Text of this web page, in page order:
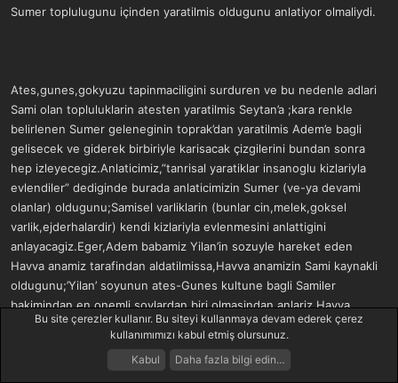
Sumer toplulugunu içinden yaratilmis oldugunu anlatiyor olmaliydi.
Ates,gunes,gokyuzu tapinmaciligini surduren ve bu nedenle adlari
Sami olan topluluklarin atesten yaratilmis Seytan’a ;kara renkle
belirlenen Sumer geleneginin toprak’dan yaratilmis Adem’e bagli
gelisecek ve giderek birbiriyle karisacak çizgilerini bundan sonra
hep izleyecegiz.Anlaticimiz,”tanrisal yaratiklar insanoglu kizlariyla
evlendiler” dediginde burada anlaticimizin Sumer (ve-ya devami
olanlar) oldugunu;Samisel varliklarin (bunlar cin,melek,goksel
varlik,ejderhalardir) kendi kizlariyla evlenmesini anlattigini
anlayacagiz.Eger,Adem babamiz Yilan’in sozuyle hareket eden
Havva anamiz tarafindan aldatilmissa,Havva anamizin Sami kaynakli
oldugunu;’Yilan’ soyunun ates-Gunes kultune bagli Samiler
bakimindan en onemli soylardan biri olmasindan anlariz.Havva
anamizin, rahip Beros tarafindan verilen Evedorach/ Euedorachos
sozlerinin karsiligi olan “En-me-dur-an-na”nin bir baska okunusuyla
elde edilecek Sahmaran oldugunu anlariz.
Neler Yeni Giriş Yap
Bu site çerezler kullanır. Bu siteyi kullanmaya devam ederek çerez
kullanımımızı kabul etmiş olursunuz.
Kabul
Daha fazla bilgi edin…